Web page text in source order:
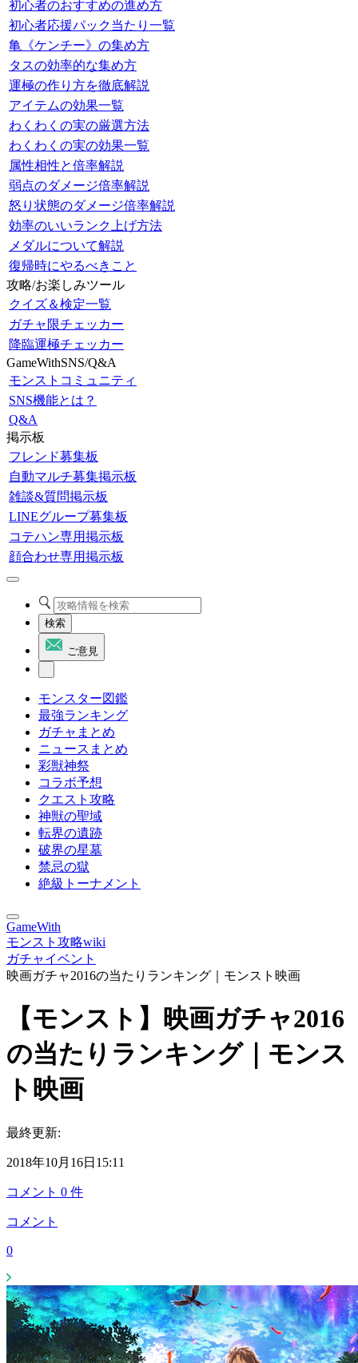
初心者のおすすめの進め方
初心者応援パック当たり一覧
亀《ケンチー》の集め方
タスの効率的な集め方
運極の作り方を徹底解説
アイテムの効果一覧
わくわくの実の厳選方法
わくわくの実の効果一覧
属性相性と倍率解説
弱点のダメージ倍率解説
怒り状態のダメージ倍率解説
効率のいいランク上げ方法
メダルについて解説
復帰時にやるべきこと
攻略/お楽しみツール
クイズ＆検定一覧
ガチャ限チェッカー
降臨運極チェッカー
GameWithSNS/Q&A
モンストコミュニティ
SNS機能とは？
Q&A
掲示板
フレンド募集板
自動マルチ募集掲示板
雑談&質問掲示板
LINEグループ募集板
コテハン専用掲示板
顔合わせ専用掲示板
検索
ご意見
モンスター図鑑
最強ランキング
ガチャまとめ
ニュースまとめ
彩獣神祭
コラボ予想
クエスト攻略
神獣の聖域
転界の遺跡
破界の星墓
禁忌の獄
絶級トーナメント
GameWith
モンスト攻略wiki
ガチャイベント
映画ガチャ2016の当たりランキング｜モンスト映画
【モンスト】映画ガチャ2016
の当たりランキング｜モンス
ト映画
最終更新:
2018年10月16日15:11
コメント 0 件
コメント
0